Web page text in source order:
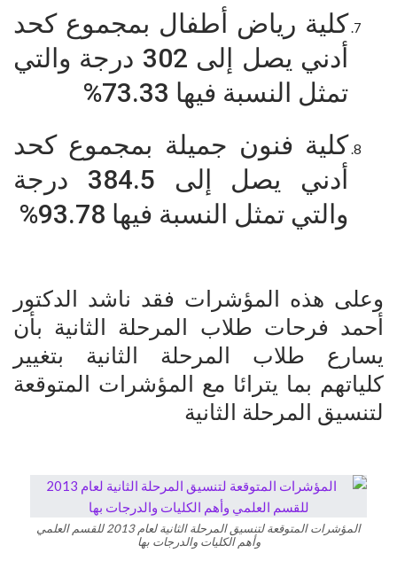
كلية رياض أطفال بمجموع كحد
أدني يصل إلى 302 درجة والتي
تمثل النسبة فيها 73.33%
كلية فنون جميلة بمجموع كحد
أدني يصل إلى 384.5 درجة
والتي تمثل النسبة فيها 93.78%
وعلى هذه المؤشرات فقد ناشد الدكتور
أحمد فرحات طلاب المرحلة الثانية بأن
يسارع طلاب المرحلة الثانية بتغيير
كلياتهم بما يترائا مع المؤشرات المتوقعة
لتنسيق المرحلة الثانية
المؤشرات المتوقعة لتنسيق المرحلة الثانية لعام 2013 للقسم العلمي
وأهم الكليات والدرجات بها